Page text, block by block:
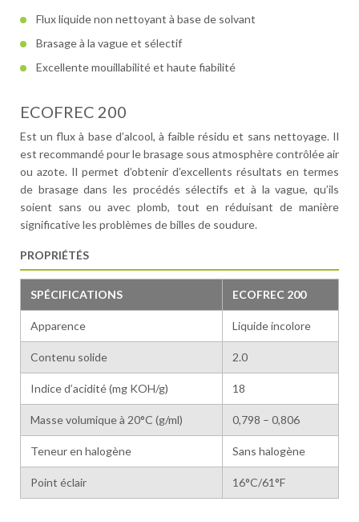
Flux liquide non nettoyant à base de solvant
Brasage à la vague et sélectif
Excellente mouillabilité et haute fiabilité
ECOFREC 200
Est un flux à base d’alcool, à faible résidu et sans nettoyage. Il
est recommandé pour le brasage sous atmosphère contrôlée air
ou azote. Il permet d’obtenir d’excellents résultats en termes
de brasage dans les procédés sélectifs et à la vague, qu’ils
soient sans ou avec plomb, tout en réduisant de manière
significative les problèmes de billes de soudure.
PROPRIÉTÉS
SPÉCIFICATIONS ECOFREC 200
Apparence Liquide incolore
Contenu solide 2.0
Indice d’acidité (mg KOH/g) 18
Masse volumique à 20°C (g/ml) 0,798 – 0,806
Teneur en halogène Sans halogène
Point éclair 16°C/61°F